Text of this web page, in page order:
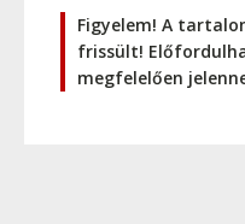
Figyelem! A
frissült!
megfelelően